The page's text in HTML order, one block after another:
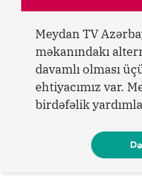
Meydan TV
məkanındakı
davamlı olması
ehtiyacımız var.
birdəfəlik